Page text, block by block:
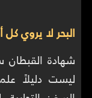
البحر لا يروي كل
شهادة
ليست دليلاً